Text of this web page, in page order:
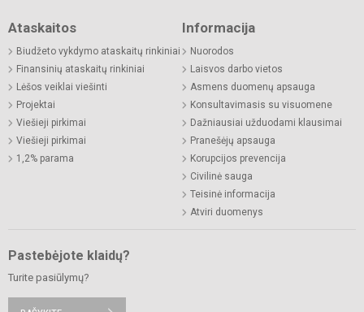
Ataskaitos
Biudžeto vykdymo ataskaitų rinkiniai
Finansinių ataskaitų rinkiniai
Lėšos veiklai viešinti
Projektai
Viešieji pirkimai
Viešieji pirkimai
1,2% parama
Informacija
Nuorodos
Laisvos darbo vietos
Asmens duomenų apsauga
Konsultavimasis su visuomene
Dažniausiai užduodami klausimai
Pranešėjų apsauga
Korupcijos prevencija
Civilinė sauga
Teisinė informacija
Atviri duomenys
Pastebėjote klaidų?
Turite pasiūlymų?